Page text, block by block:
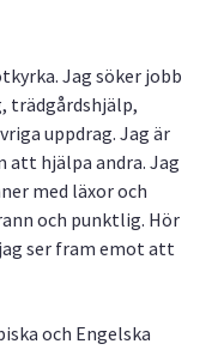
Jag söker jobb
trädgårdshjälp,
uppdrag. Jag är
att hjälpa andra. Jag
med läxor och
och punktlig. Hör
ser fram emot att
och Engelska